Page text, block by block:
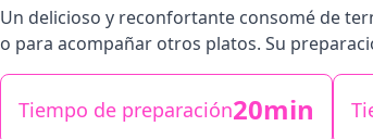
Un delicioso y reconfortante consomé de
o para acompañar otros platos. Su
Tiempo de preparación20min